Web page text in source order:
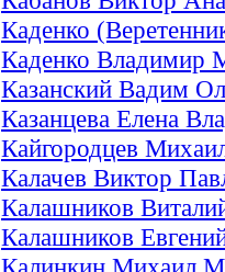
Каденко
Каденко Владимир
Казанский Вадим
Казанцева Елена
Кайгородцев
Калачев Виктор
Калашников
Калашников